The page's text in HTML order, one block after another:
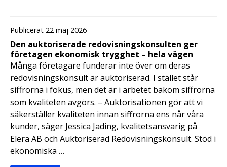
Publicerat 22 maj 2026
Den auktoriserade redovisningskonsulten ger
företagen ekonomisk trygghet – hela vägen
Många företagare funderar inte över om deras
redovisningskonsult är auktoriserad. I stället står
siffrorna i fokus, men det är i arbetet bakom siffrorna
som kvaliteten avgörs. – Auktorisationen gör att vi
säkerställer kvaliteten innan siffrorna ens når våra
kunder, säger Jessica Jading, kvalitetsansvarig på
Elera AB och Auktoriserad Redovisningskonsult. Stöd i
ekonomiska …